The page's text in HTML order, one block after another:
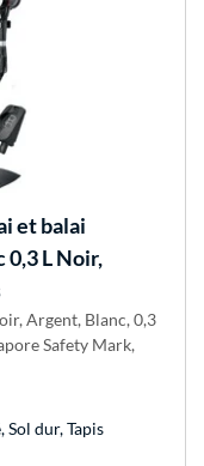
et balai
0,3 L Noir,
Argent, Blanc, 0,3
Safety Mark,
dur, Tapis